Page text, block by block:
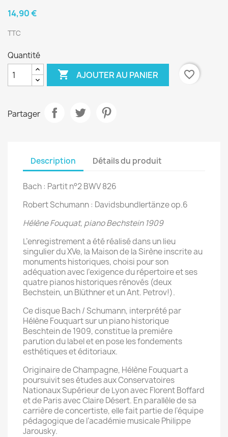
14,90 €
TTC
Quantité
 AJOUTER AU PANIER favorite_border
Partager
Description Détails du produit
Bach : Partit n°2 BWV 826
Robert Schumann : Davidsbundlertänze op.6
Hélène Fouquat, piano Bechstein 1909
L’enregistrement a été réalisé dans un lieu
singulier du XVe, la Maison de la Sirène inscrite au
monuments historiques, choisi pour son
adéquation avec l’exigence du répertoire et ses
quatre pianos historiques rénovés (deux
Bechstein, un Blüthner et un Ant. Petrov!).
Ce disque Bach / Schumann, interprété par
Hélène Fouquart sur un piano historique
Beschtein de 1909, constitue la première
parution du label et en pose les fondements
esthétiques et éditoriaux.
Originaire de Champagne, Hélène Fouquart a
poursuivit ses études aux Conservatoires
Nationaux Supérieur de Lyon avec Florent Boffard
et de Paris avec Claire Désert. En parallèle de sa
carrière de concertiste, elle fait partie de l’équipe
pédagogique de l’académie musicale Philippe
Jarousky.